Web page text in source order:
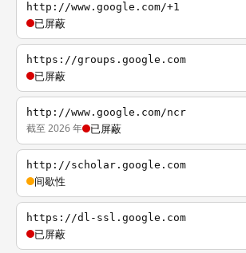
http://www.google.com/+1
已屏蔽
https://groups.google.com
已屏蔽
http://www.google.com/ncr
截至 2026 年 已屏蔽
http://scholar.google.com
间歇性
https://dl-ssl.google.com
已屏蔽